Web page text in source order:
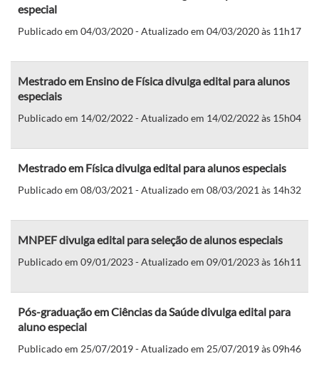
especial
Publicado em 04/03/2020 - Atualizado em 04/03/2020 às 11h17
Mestrado em Ensino de Física divulga edital para alunos
especiais
Publicado em 14/02/2022 - Atualizado em 14/02/2022 às 15h04
Mestrado em Física divulga edital para alunos especiais
Publicado em 08/03/2021 - Atualizado em 08/03/2021 às 14h32
MNPEF divulga edital para seleção de alunos especiais
Publicado em 09/01/2023 - Atualizado em 09/01/2023 às 16h11
Pós-graduação em Ciências da Saúde divulga edital para
aluno especial
Publicado em 25/07/2019 - Atualizado em 25/07/2019 às 09h46